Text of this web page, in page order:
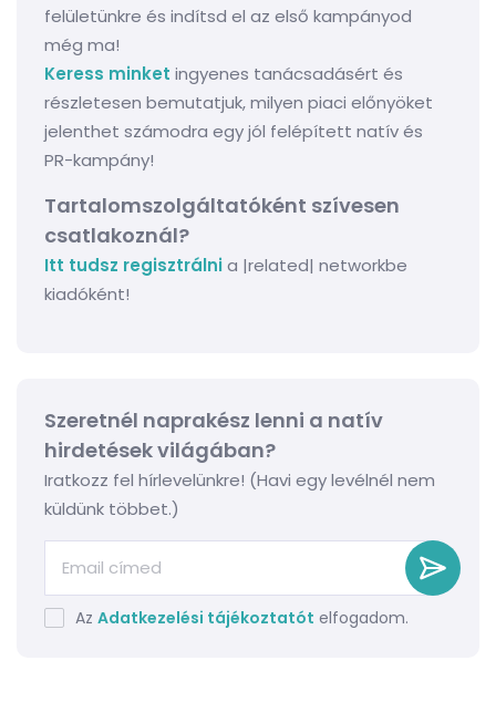
felületünkre és indítsd el az első kampányod
még ma!
Keress minket ingyenes tanácsadásért és
részletesen bemutatjuk, milyen piaci előnyöket
jelenthet számodra egy jól felépített natív és
PR-kampány!
Tartalomszolgáltatóként szívesen
csatlakoznál?
Itt tudsz regisztrálnia |related| networkbe
kiadóként!
Szeretnél naprakész lenni a natív
hirdetések világában?
Iratkozz fel hírlevelünkre! (Havi egy levélnél nem
küldünk többet.)
Az Adatkezelési tájékoztatót elfogadom.